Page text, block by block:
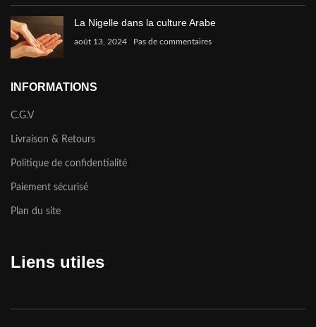
La Nigelle dans la culture Arabe
août 13, 2024 Pas de commentaires
INFORMATIONS
C.G.V
Livraison & Retours
Politique de confidentialité
Paiement sécurisé
Plan du site
Liens utiles